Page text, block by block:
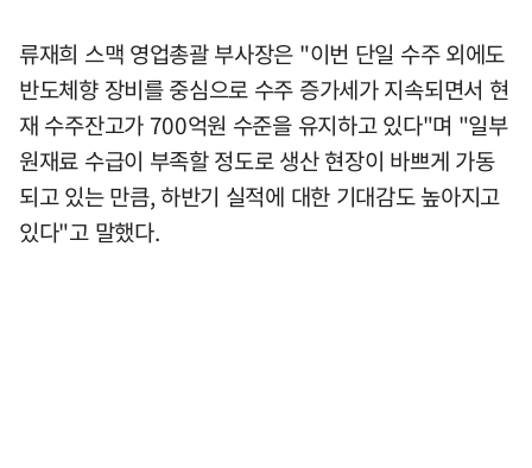
류재희 스맥 영업총괄 부사장은 "이번 단일 수주 외에도
반도체향 장비를 중심으로 수주 증가세가 지속되면서 현
재 수주잔고가 700억원 수준을 유지하고 있다"며 "일부
원재료 수급이 부족할 정도로 생산 현장이 바쁘게 가동
되고 있는 만큼, 하반기 실적에 대한 기대감도 높아지고
있다"고 말했다.